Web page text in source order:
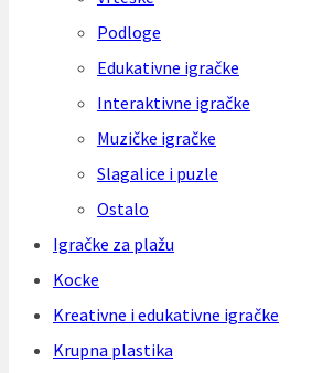
Podloge
Edukativne igračke
Interaktivne igračke
Muzičke igračke
Slagalice i puzle
Ostalo
Igračke za plažu
Kocke
Kreativne i edukativne igračke
Krupna plastika